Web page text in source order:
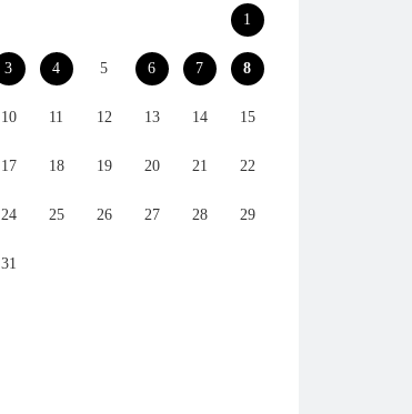
1
3 4 5 6 7 8
10 11 12 13 14 15
17 18 19 20 21 22
24 25 26 27 28 29
31